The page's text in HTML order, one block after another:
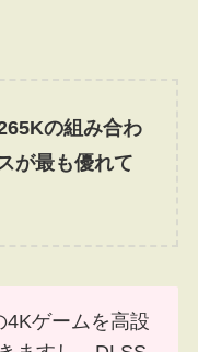
の組み合わ
が最も優れて
4Kゲームを高設